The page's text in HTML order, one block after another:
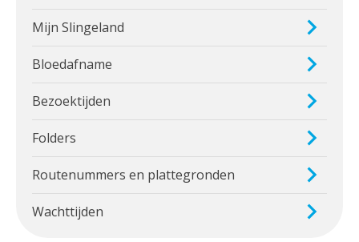
Mijn Slingeland
Bloedafname
Bezoektijden
Folders
Routenummers en plattegronden
Wachttijden